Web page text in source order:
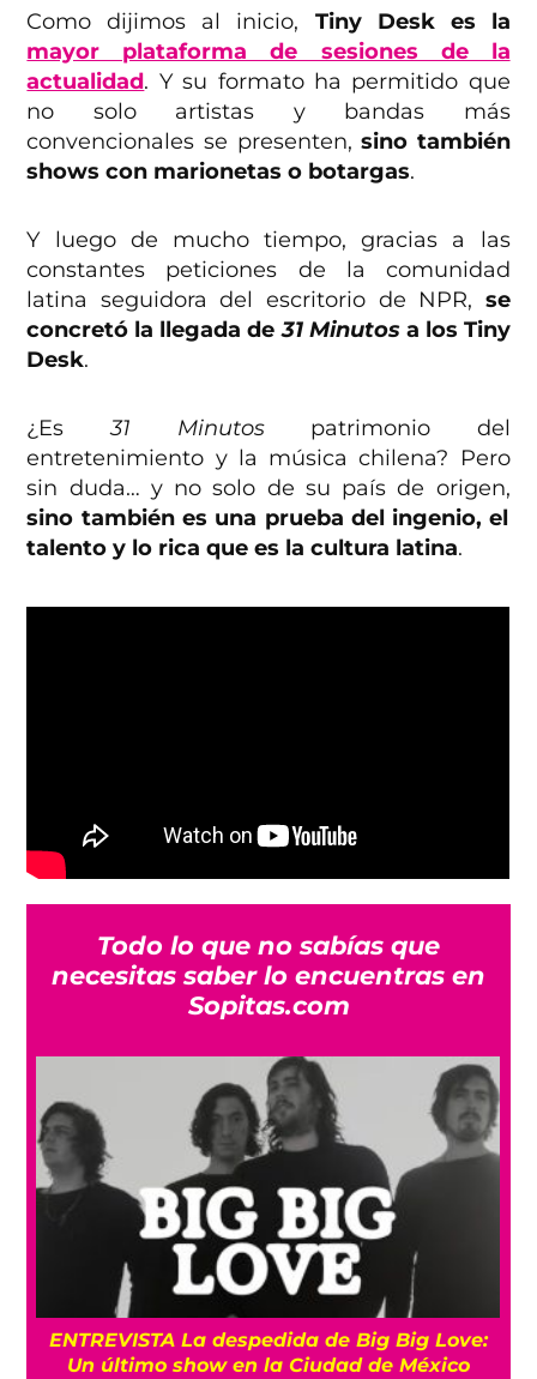
Como dijimos al inicio, Tiny Desk es la
mayor plataforma de sesiones de la
actualidad. Y su formato ha permitido que
no solo artistas y bandas más
convencionales se presenten, sino también
shows con marionetas o botargas.
Y luego de mucho tiempo, gracias a las
constantes peticiones de la comunidad
latina seguidora del escritorio de NPR, se
concretó la llegada de31 Minutosa los Tiny
Desk.
¿Es31 Minutospatrimonio del
entretenimiento y la música chilena? Pero
sin duda… y no solo de su país de origen,
sino también es una prueba del ingenio, el
talento y lo rica que es la cultura latina.
Todo lo que no sabías que
necesitas saber lo encuentras en
Sopitas.com
Comienza el juicio por asesinato de Tupac
Shakur: Duane Davis asegura ser inocente